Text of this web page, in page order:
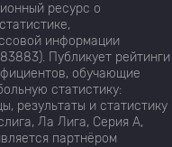
ресурс о
информации
Публикует рейтинги
обучающие
статистику:
результаты и статистику
Ла Лига, Серия А,
партнёром